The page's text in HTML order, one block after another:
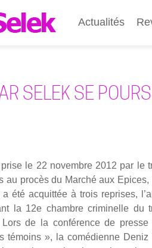
Actualités
SELEK SE
le 22 novembre 2012 par le
au pro­cès du Mar­ché aux
été acquit­tée à trois reprises,
la 12e chambre cri­mi­nelle du
Lors de la confé­rence de
témoins », la comé­dienne Deniz